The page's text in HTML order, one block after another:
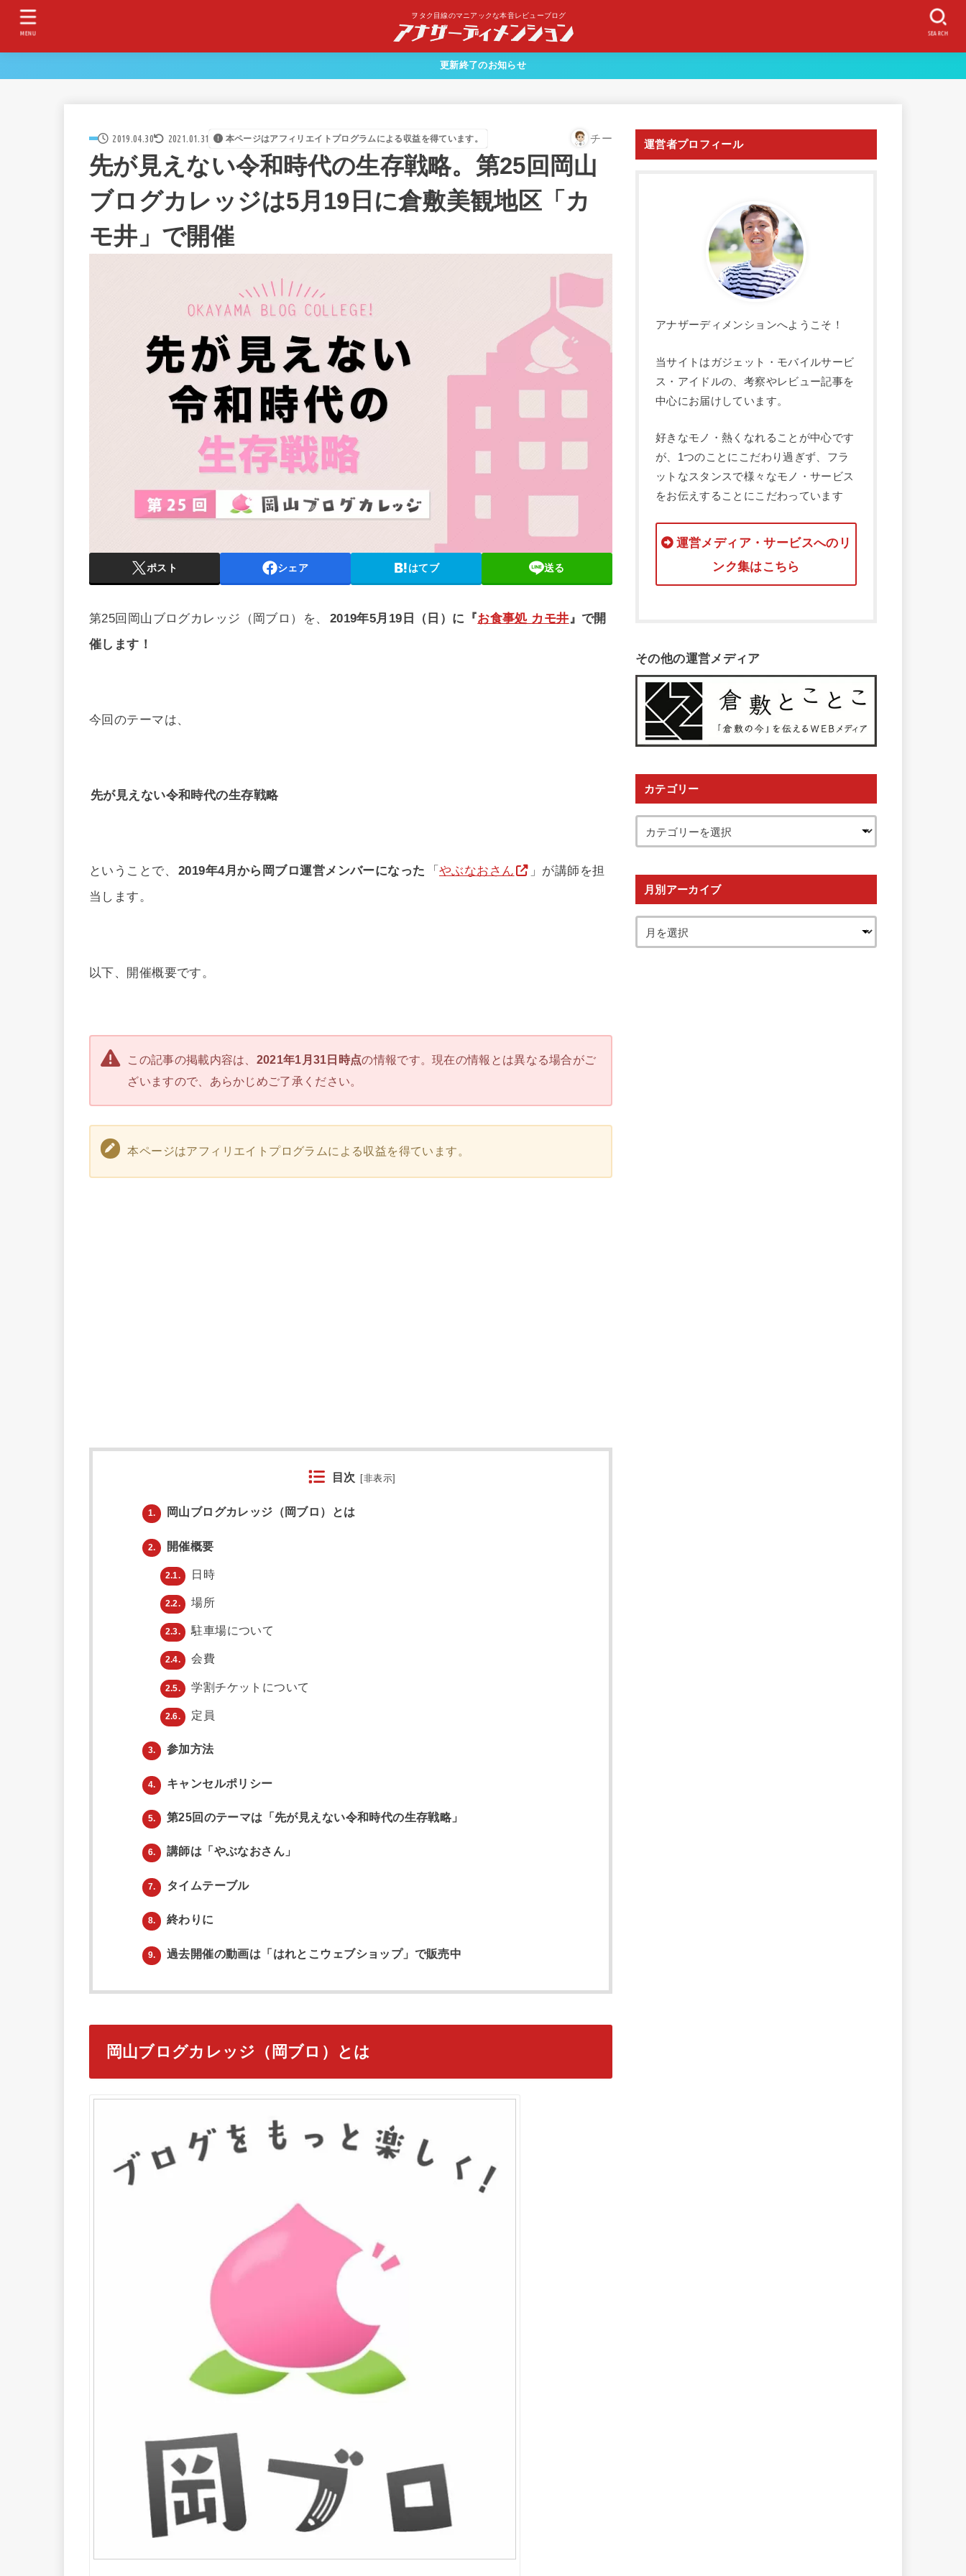
ヲタク目線のマニアックな本音レビューブログ
SEARCH
MENU
更新終了のお知らせ
2019.04.30 2021.01.31 本ページはアフィリエイトプログラムによる収益を得ています。 チー
先が見えない令和時代の生存戦略。第25回岡山
ブログカレッジは5月19日に倉敷美観地区「カ
モ井」で開催
ポスト シェア はてブ 送る
第25回岡山ブログカレッジ（岡ブロ）を、 2019年5月19日（日）に『お食事処 カモ井』で開
催します！
今回のテーマは、
先が見えない令和時代の生存戦略
ということで、 2019年4月から岡ブロ運営メンバーになった 「 やぶなおさん
」が講師を担
当します。
以下、開催概要です。
この記事の掲載内容は、 2021年1月31日時点の情報です。現在の情報とは異なる場合がご
ざいますので、あらかじめご了承ください。
本ページはアフィリエイトプログラムによる収益を得ています。
目次 [非表示]
1. 岡山ブログカレッジ（岡ブロ）とは
2. 開催概要
2.1. 日時
2.2. 場所
2.3. 駐車場について
2.4. 会費
2.5. 学割チケットについて
2.6. 定員
3. 参加方法
4. キャンセルポリシー
5. 第25回のテーマは「先が見えない令和時代の生存戦略」
6. 講師は「やぶなおさん」
7. タイムテーブル
8. 終わりに
9. 過去開催の動画は「はれとこウェブショップ」で販売中
岡山ブログカレッジ（岡ブロ）とは
運営者プロフィール
アナザーディメンションへようこそ！
当サイトはガジェット・モバイルサービ
ス・アイドルの、考察やレビュー記事を
中心にお届けしています。
好きなモノ・熱くなれることが中心です
が、1つのことにこだわり過ぎず、フラ
ットなスタンスで様々なモノ・サービス
をお伝えすることにこだわっています
運営メディア・サービスへのリ
ンク集はこちら
その他の運営メディア
カテゴリー
月別アーカイブ